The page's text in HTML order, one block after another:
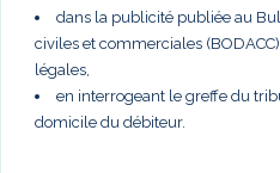
dans la publicité publiée au
civiles et commerciales
légales,
en interrogeant le greffe du
domicile du débiteur.